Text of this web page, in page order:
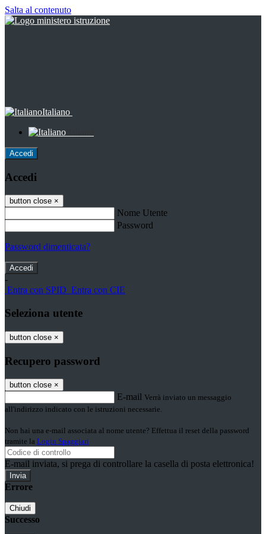
Salta al contenuto
Italiano
Accedi
Accedi
button close ×
Nome Utente
Password
Password dimenticata?
-
Entra con SPID Entra con CIE
Seleziona utente
button close ×
Recupero password
button close ×
E-mail Verrà inviato un messaggio
all'indirizzo indicato con le istruzioni necessarie.
Non hai una e-mail associata al nome utente? Effettua il reset della password
tramite la Login Spaggiari
E-mail inviata, si prega di controllare la casella di posta elettronica!
Errore
Chiudi
Successo